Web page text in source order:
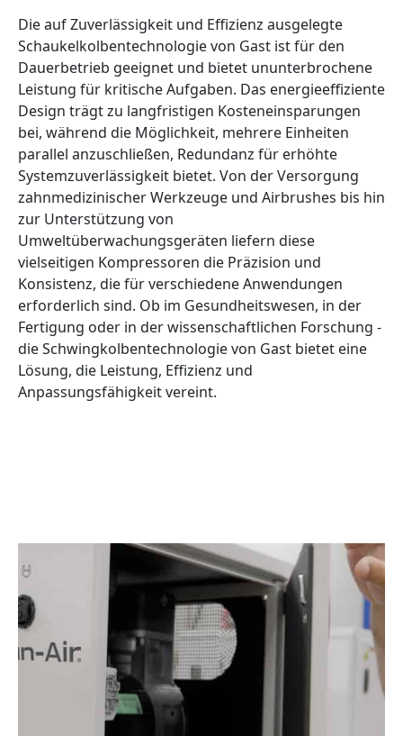
Die auf Zuverlässigkeit und Effizienz ausgelegte
Schaukelkolbentechnologie von Gast ist für den
Dauerbetrieb geeignet und bietet ununterbrochene
Leistung für kritische Aufgaben. Das energieeffiziente
Design trägt zu langfristigen Kosteneinsparungen
bei, während die Möglichkeit, mehrere Einheiten
parallel anzuschließen, Redundanz für erhöhte
Systemzuverlässigkeit bietet. Von der Versorgung
zahnmedizinischer Werkzeuge und Airbrushes bis hin
zur Unterstützung von
Umweltüberwachungsgeräten liefern diese
vielseitigen Kompressoren die Präzision und
Konsistenz, die für verschiedene Anwendungen
erforderlich sind. Ob im Gesundheitswesen, in der
Fertigung oder in der wissenschaftlichen Forschung -
die Schwingkolbentechnologie von Gast bietet eine
Lösung, die Leistung, Effizienz und
Anpassungsfähigkeit vereint.